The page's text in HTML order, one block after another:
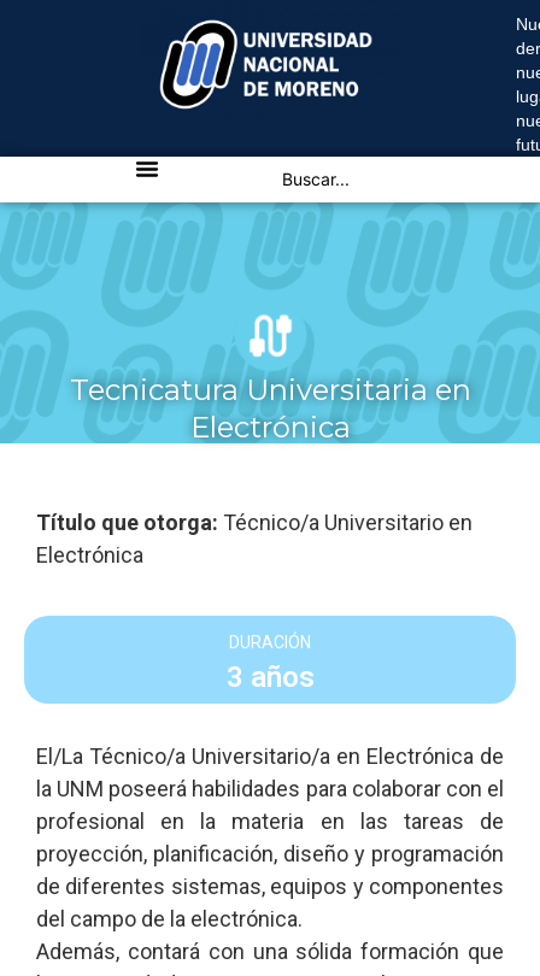
Tecnicatura Universitaria en
Electrónica
Título que otorga: Técnico/a Universitario en
Electrónica
DURACIÓN
3 años
El/La Técnico/a Universitario/a en Electrónica de
la UNM poseerá habilidades para colaborar con el
profesional en la materia en las tareas de
proyección, planificación, diseño y programación
de diferentes sistemas, equipos y componentes
del campo de la electrónica.
Además, contará con una sólida formación que